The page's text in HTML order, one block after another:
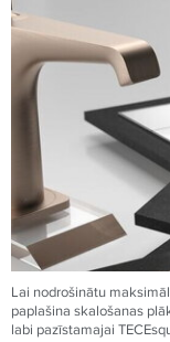
Lai nodrošinātu
paplašina skalošanas
labi pazīstamajai TECE